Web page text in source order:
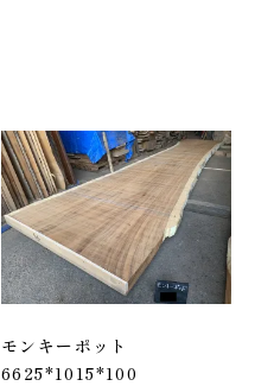
モンキーポット
6625*1015*100